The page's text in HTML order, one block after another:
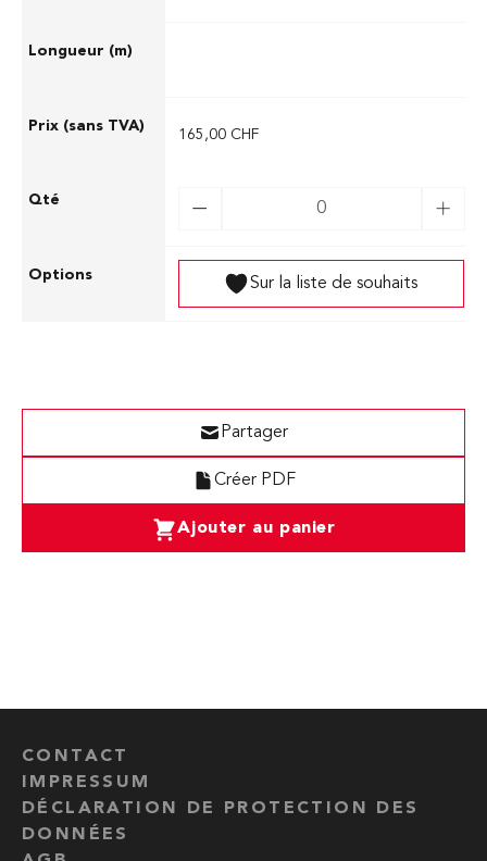
165,00 CHF
Sur la liste de souhaits
Ajouter au panier
Créer PDF
Partager
CONTACT
IMPRESSUM
DÉCLARATION DE PROTECTION DES
DONNÉES